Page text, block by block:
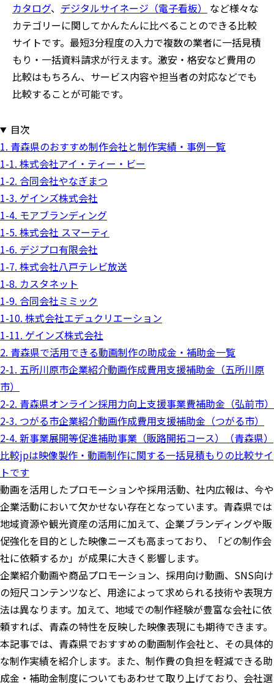
カタログ、 デジタルサイネージ（電子看板）
など様々な
カテゴリーに関してかんたんに比べることのできる比較
サイトです。最短3分程度の入力で複数の業者に一括見積
もり・一括資料請求が行えます。激安・格安など費用の
比較はもちろん、サービス内容や担当者の対応などでも
比較することが可能です。
目次
1. 青森県のおすすめ制作会社と制作実績・事例一覧
1-1. 株式会社アイ・ティー・ビー
1-2. 合同会社やなぎまつ
1-3. ゲインズ株式会社
1-4. モアブランディング
1-5. 株式会社 スマーティ
1-6. デジプロ有限会社
1-7. 株式会社八戸テレビ放送
1-8. カスタネット
1-9. 合同会社ミミック
1-10. 株式会社エデュクリエーション
1-11. ゲインズ株式会社
2. 青森県で活用できる動画制作の助成金・補助金一覧
2-1. 五所川原市企業紹介動画作成費用支援補助金（五所川原
市）
2-2. 青森県オンライン採用力向上支援事業費補助金（弘前市）
2-3. つがる市企業紹介動画作成費用支援補助金（つがる市）
2-4. 新事業展開等促進補助事業（販路開拓コース）（青森県）
比較jpは映像製作・動画制作に関する一括見積もりの比較サイ
トです
動画を活用したプロモーションや採用活動、社内広報は、今や
企業活動において欠かせない存在となっています。青森県では
地域資源や観光資産の活用に加えて、企業ブランディングや販
促強化を目的とした映像ニーズも高まっており、「どの制作会
社に依頼するか」が成果に大きく影響します。
企業紹介動画や商品プロモーション、採用向け動画、SNS向け
の短尺コンテンツなど、用途によって求められる技術や表現方
法は異なります。加えて、地域での制作経験が豊富な会社に依
頼すれば、青森の特性を反映した映像表現にも期待できます。
本記事では、青森県でおすすめの動画制作会社と、その具体的
な制作実績を紹介します。また、制作費の負担を軽減できる助
成金・補助金制度についてもあわせて取り上げており、会社選